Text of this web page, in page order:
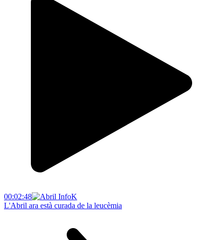
00:02:48
L'Abril ara està curada de la leucèmia